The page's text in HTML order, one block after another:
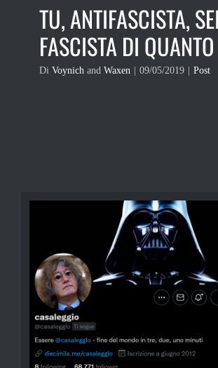
TU, ANTIFASCISTA,
FASCISTA DI
Di Voynich and Waxen 09/05/2019 Post